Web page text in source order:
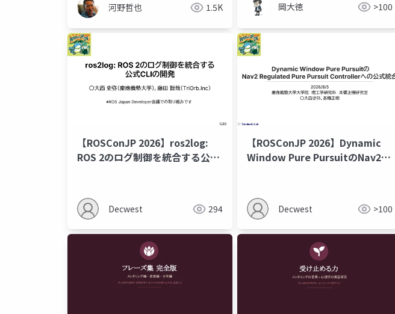
河野哲也 1.5K 岡大徳 >100
【ROSConJP 2026】ros2log:
ROS 2のログ制御を統合する公式
Decwest 294
【ROSConJP 2026】Dynamic
Window Pure PursuitのNav2
Decwest >100